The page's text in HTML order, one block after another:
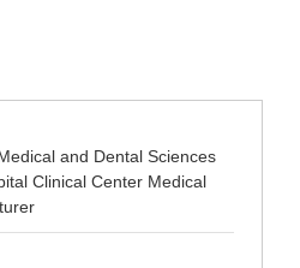
and Dental Sciences
Clinical Center Medical